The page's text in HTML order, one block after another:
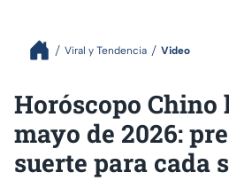
Viral y Tendencia Video
Horóscopo Chino
mayo de 2026:
suerte para cada